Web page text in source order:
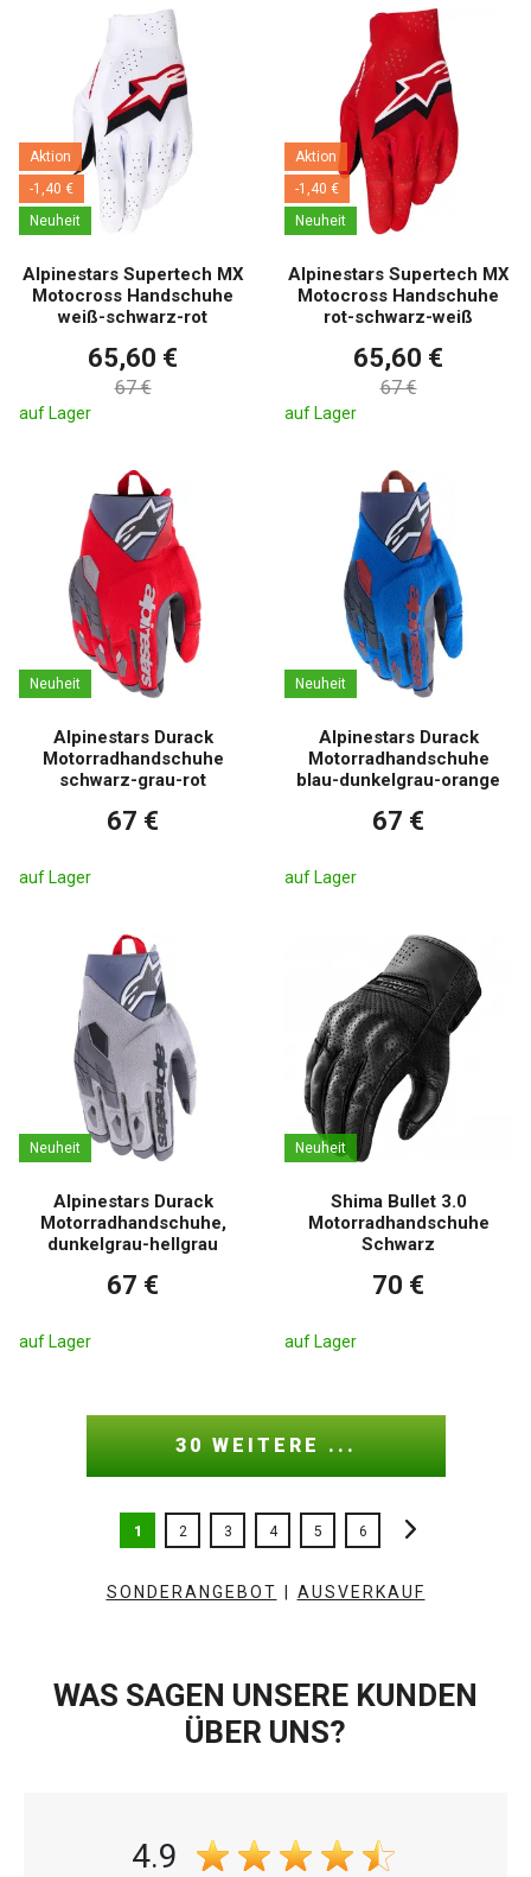
Aktion
-1,40 €
Neuheit
Alpinestars Supertech MX
Motocross Handschuhe
weiß-schwarz-rot
65,60 €
67 €
auf Lager
Aktion
-1,40 €
Neuheit
Alpinestars Supertech MX
Motocross Handschuhe
rot-schwarz-weiß
65,60 €
67 €
auf Lager
Neuheit
Alpinestars Durack
Motorradhandschuhe
schwarz-grau-rot
67 €
auf Lager
Neuheit
Alpinestars Durack
Motorradhandschuhe
blau-dunkelgrau-orange
67 €
auf Lager
Neuheit
Alpinestars Durack
Motorradhandschuhe,
dunkelgrau-hellgrau
67 €
auf Lager
Neuheit
Shima Bullet 3.0
Motorradhandschuhe
Schwarz
70 €
auf Lager
30 WEITERE ...
1 2 3 4 5 6
SONDERANGEBOT AUSVERKAUF
WAS SAGEN UNSERE KUNDEN
ÜBER UNS?
4.9